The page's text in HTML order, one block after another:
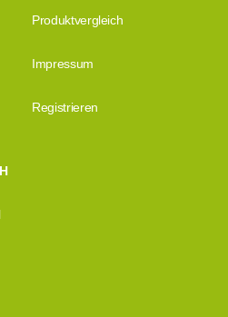
Produktvergleich
Impressum
Registrieren